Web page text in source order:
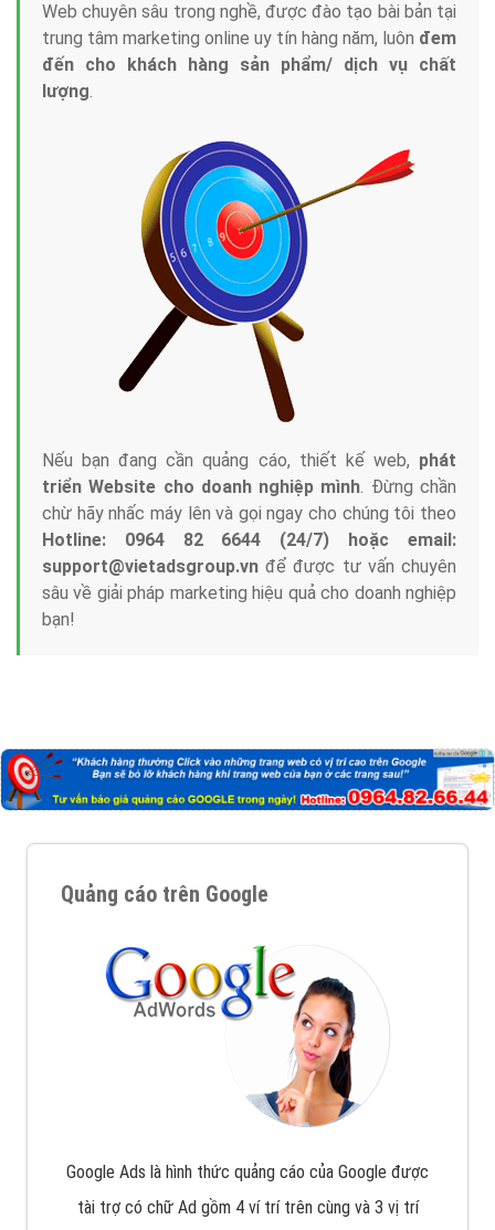
Web chuyên sâu trong nghề, được đào tạo bài bản tại
trung tâm marketing online uy tín hàng năm, luôn đem
đến cho khách hàng sản phẩm/ dịch vụ chất
lượng.
Nếu bạn đang cần quảng cáo, thiết kế web, phát
triển Website cho doanh nghiệp mình. Đừng chần
chừ hãy nhấc máy lên và gọi ngay cho chúng tôi theo
Hotline: 0964 82 6644 (24/7) hoặc email:
support@vietadsgroup.vn để được tư vấn chuyên
sâu về giải pháp marketing hiệu quả cho doanh nghiệp
bạn!
Quảng cáo trên Google
Google Ads là hình thức quảng cáo của Google được
tài trợ có chữ Ad gồm 4 ví trí trên cùng và 3 vị trí